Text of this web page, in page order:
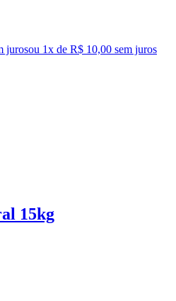
jurosou 1x de R$ 10,00 sem juros
15kg